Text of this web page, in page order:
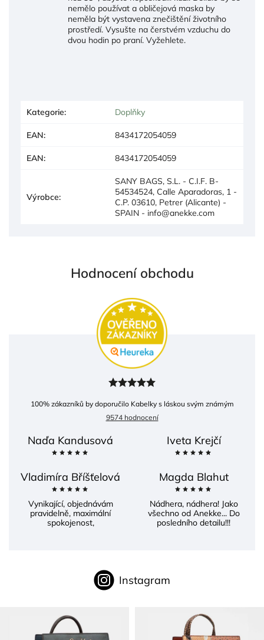
nemělo používat a obličejová maska by
neměla být vystavena znečištění životního
prostředí. Vysušte na čerstvém vzduchu do
dvou hodin po praní. Vyžehlete.
Kategorie: Doplňky
EAN: 8434172054059
EAN: 8434172054059
Výrobce:
SANY BAGS, S.L. - C.I.F. B-
54534524, Calle Aparadoras, 1 -
C.P. 03610, Petrer (Alicante) -
SPAIN - info@anekke.com
Hodnocení obchodu
100% zákazníků by doporučilo Kabelky s láskou svým známým
9574 hodnocení
Naďa Kandusová Iveta Krejčí
Vladimíra Bříšťelová
Vynikající, objednávám
pravidelně, maximální
spokojenost,
Magda Blahut
Nádhera, nádhera! Jako
všechno od Anekke... Do
posledního detailu!!!
Instagram